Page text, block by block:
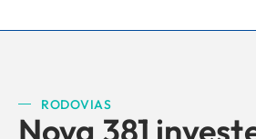
RODOVIAS
Nova 381